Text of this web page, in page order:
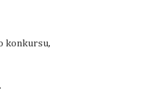
konkursu,